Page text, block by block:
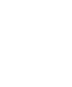
sont insérées